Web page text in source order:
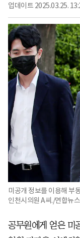
업데이트 2025.03.25.
미공개 정보를 이용해 부
인천시의원 A씨./연합뉴스
공무원에게 얻은 미